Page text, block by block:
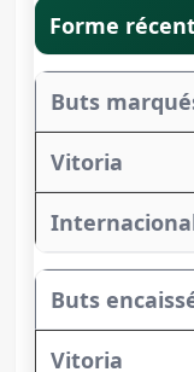
Forme
Buts
Buts